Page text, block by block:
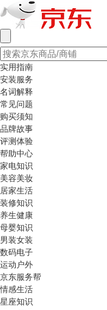
实用指南
安装服务
名词解释
常见问题
购买须知
品牌故事
评测体验
帮助中心
家电知识
美容美妆
居家生活
装修知识
养生健康
母婴知识
男装女装
数码电子
运动户外
京东服务帮
情感生活
星座知识